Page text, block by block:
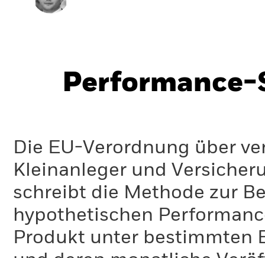
Performance-
Die EU-Verordnung über
Kleinanleger und
schreibt die Methode zur
hypothetischen
Produkt unter bestimmten